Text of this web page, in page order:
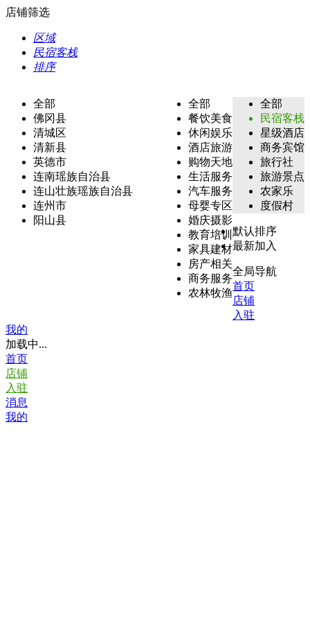
店铺筛选
区域
民宿客栈
排序
全部
佛冈县
清城区
清新县
英德市
连南瑶族自治县
连山壮族瑶族自治县
连州市
阳山县
全部
餐饮美食
休闲娱乐
酒店旅游
购物天地
生活服务
汽车服务
母婴专区
婚庆摄影
教育培训
家具建材
房产相关
商务服务
农林牧渔
全部
民宿客栈
星级酒店
商务宾馆
旅行社
旅游景点
农家乐
度假村
默认排序
最新加入
全局导航
首页
店铺
入驻
我的
加载中...
首页
店铺
入驻
消息
我的